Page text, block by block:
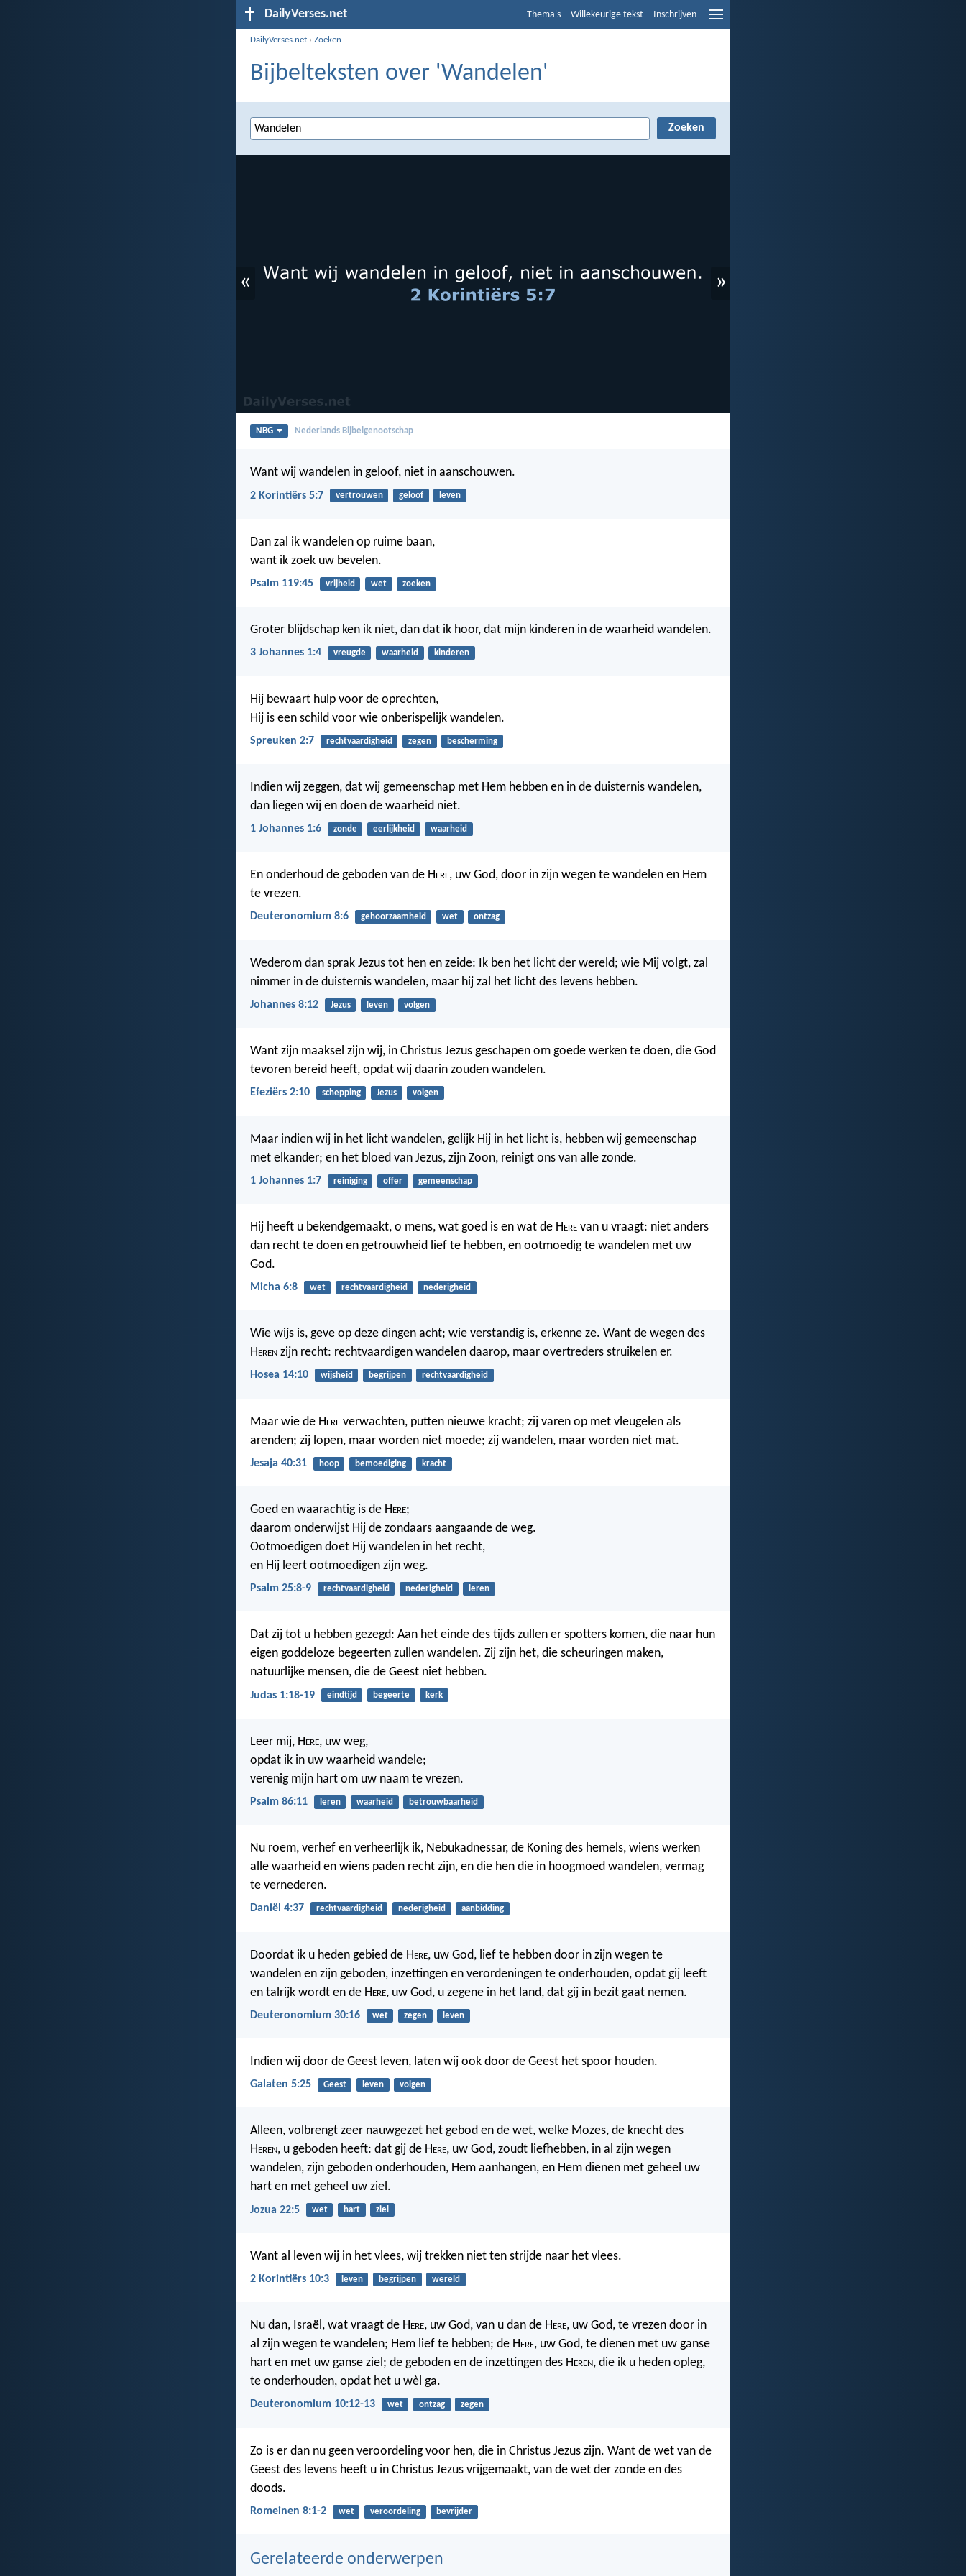
DailyVerses.net Thema's Willekeurige tekst Inschrijven
DailyVerses.net ›Zoeken
Bijbelteksten over 'Wandelen'
« »
NBG Nederlands Bijbelgenootschap
Want wij wandelen in geloof, niet in aanschouwen.
2 Korintiërs 5:7 vertrouwen geloof leven
Dan zal ik wandelen op ruime baan,
want ik zoek uw bevelen.
Psalm 119:45 vrijheid wet zoeken
Groter blijdschap ken ik niet, dan dat ik hoor, dat mijn kinderen in de waarheid wandelen.
3 Johannes 1:4 vreugde waarheid kinderen
Hij bewaart hulp voor de oprechten,
Hij is een schild voor wie onberispelijk wandelen.
Spreuken 2:7 rechtvaardigheid zegen bescherming
Indien wij zeggen, dat wij gemeenschap met Hem hebben en in de duisternis wandelen,
dan liegen wij en doen de waarheid niet.
1 Johannes 1:6 zonde eerlijkheid waarheid
En onderhoud de geboden van de Here, uw God, door in zijn wegen te wandelen en Hem
te vrezen.
Deuteronomium 8:6 gehoorzaamheid wet ontzag
Wederom dan sprak Jezus tot hen en zeide: Ik ben het licht der wereld; wie Mij volgt, zal
nimmer in de duisternis wandelen, maar hij zal het licht des levens hebben.
Johannes 8:12 Jezus leven volgen
Want zijn maaksel zijn wij, in Christus Jezus geschapen om goede werken te doen, die God
tevoren bereid heeft, opdat wij daarin zouden wandelen.
Efeziërs 2:10 schepping Jezus volgen
Maar indien wij in het licht wandelen, gelijk Hij in het licht is, hebben wij gemeenschap
met elkander; en het bloed van Jezus, zijn Zoon, reinigt ons van alle zonde.
1 Johannes 1:7 reiniging offer gemeenschap
Hij heeft u bekendgemaakt, o mens, wat goed is en wat de Here van u vraagt: niet anders
dan recht te doen en getrouwheid lief te hebben, en ootmoedig te wandelen met uw
God.
Micha 6:8 wet rechtvaardigheid nederigheid
Wie wijs is, geve op deze dingen acht; wie verstandig is, erkenne ze. Want de wegen des
Heren zijn recht: rechtvaardigen wandelen daarop, maar overtreders struikelen er.
Hosea 14:10 wijsheid begrijpen rechtvaardigheid
Maar wie de Here verwachten, putten nieuwe kracht; zij varen op met vleugelen als
arenden; zij lopen, maar worden niet moede; zij wandelen, maar worden niet mat.
Jesaja 40:31 hoop bemoediging kracht
Goed en waarachtig is de Here;
daarom onderwijst Hij de zondaars aangaande de weg.
Ootmoedigen doet Hij wandelen in het recht,
en Hij leert ootmoedigen zijn weg.
Psalm 25:8-9 rechtvaardigheid nederigheid leren
Dat zij tot u hebben gezegd: Aan het einde des tijds zullen er spotters komen, die naar hun
eigen goddeloze begeerten zullen wandelen. Zij zijn het, die scheuringen maken,
natuurlijke mensen, die de Geest niet hebben.
Judas 1:18-19 eindtijd begeerte kerk
Leer mij, Here, uw weg,
opdat ik in uw waarheid wandele;
verenig mijn hart om uw naam te vrezen.
Psalm 86:11 leren waarheid betrouwbaarheid
Nu roem, verhef en verheerlijk ik, Nebukadnessar, de Koning des hemels, wiens werken
alle waarheid en wiens paden recht zijn, en die hen die in hoogmoed wandelen, vermag
te vernederen.
Daniël 4:37 rechtvaardigheid nederigheid aanbidding
Doordat ik u heden gebied de Here, uw God, lief te hebben door in zijn wegen te
wandelen en zijn geboden, inzettingen en verordeningen te onderhouden, opdat gij leeft
en talrijk wordt en de Here, uw God, u zegene in het land, dat gij in bezit gaat nemen.
Deuteronomium 30:16 wet zegen leven
Indien wij door de Geest leven, laten wij ook door de Geest het spoor houden.
Galaten 5:25 Geest leven volgen
Alleen, volbrengt zeer nauwgezet het gebod en de wet, welke Mozes, de knecht des
Heren, u geboden heeft: dat gij de Here, uw God, zoudt liefhebben, in al zijn wegen
wandelen, zijn geboden onderhouden, Hem aanhangen, en Hem dienen met geheel uw
hart en met geheel uw ziel.
Jozua 22:5 wet hart ziel
Want al leven wij in het vlees, wij trekken niet ten strijde naar het vlees.
2 Korintiërs 10:3 leven begrijpen wereld
Nu dan, Israël, wat vraagt de Here, uw God, van u dan de Here, uw God, te vrezen door in
al zijn wegen te wandelen; Hem lief te hebben; de Here, uw God, te dienen met uw ganse
hart en met uw ganse ziel; de geboden en de inzettingen des Heren, die ik u heden opleg,
te onderhouden, opdat het u wèl ga.
Deuteronomium 10:12-13 wet ontzag zegen
Zo is er dan nu geen veroordeling voor hen, die in Christus Jezus zijn. Want de wet van de
Geest des levens heeft u in Christus Jezus vrijgemaakt, van de wet der zonde en des
doods.
Romeinen 8:1-2 wet veroordeling bevrijder
Gerelateerde onderwerpen